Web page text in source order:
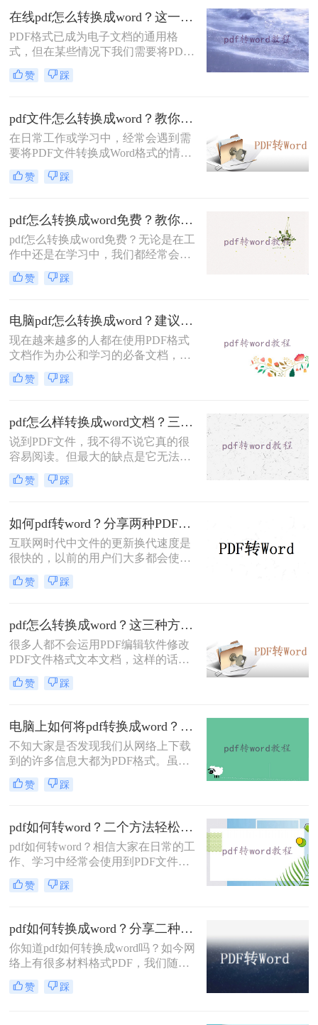
在线pdf怎么转换成word？这一种转换方法了解一下！
PDF格式已成为电子文档的通用格
式，但在某些情况下我们需要将PDF
转换成Word文档进行编辑和进一步处
理。本文将介绍一种常用的在线PDF
线pdf怎么转换成word问题。
赞 踩
pdf文件怎么转换成word？教你三个方法！
在日常工作或学习中，经常会遇到需
要将PDF文件转换成Word格式的情
况。无论是为了编辑、修改或者是对
其中的文字内容进行复制、粘贴，将
的。那么，pdf文件怎么转换成word
呢？本文将详细介绍三种方法，确保
你可以轻松快速地将PDF文件转换成
可编辑的Word格式。
赞 踩
pdf怎么转换成word免费？教你三个pdf转word方法。
pdf怎么转换成word免费？无论是在工
作中还是在学习中，我们都经常会遇
到需要将PDF文件转换为Word文档的
情况。那么，如何将PDF转换为Word
法。
赞 踩
电脑pdf怎么转换成word？建议收藏这二种转换方法！
现在越来越多的人都在使用PDF格式
文档作为办公和学习的必备文档，但
是可惜由于PDF本身的限制，导致其
不能很方便的转换回文字形式，又或
出来，这里小编总结一些电脑pdf怎么
转换成word的方法推荐给大家，方便
日常应用。
赞 踩
pdf怎么样转换成word文档？三种操作方法分享给你！
说到PDF文件，我不得不说它真的很
容易阅读。但最大的缺点是它无法修
改。在这个时候，我们只能无奈叹
息。我们想要将PDF文件变成我们可
法来实现它。比如说pdf怎么样转换成
word文档。那么问题来了，怎么pdf转
word呢？方法如下，快来Mark吧！
赞 踩
如何pdf转word？分享两种PDF文件转换方式！
互联网时代中文件的更新换代速度是
很快的，以前的用户们大多都会使用
Word文档来记录各种信息，随着技术
的进步，近两年来PDF文档愈发火爆
但是PDF文档的应用范围是越来越广
了。无论是PDF文档还是Word文档，
最主要的作用还是为用户们提供方
便，特殊情况下这两种文档是可以互
相转换格式的，那么如何将pdf转换成
word呢？今天就是跟大家分享下两种
赞 踩
pdf怎么转换成word？这三种方法你可以试试！
很多人都不会运用PDF编辑软件修改
PDF文件格式文本文档，这样的话，
碰到了这类文件格式该如何处理呢？
实际上有效的方法便是将其转为Word
档进行修改啦！那么pdf怎么转换成
word呢？下面来给大家讲讲pdf文档转
换成word文档的方法。
赞 踩
电脑上如何将pdf转换成word？分享2种简单方法~
不知大家是否发现我们从网络上下载
到的许多信息大都为PDF格式。虽然
说该文件的格式是非常好用，而且极
其清晰，演示起来非常的方便快捷，
缺陷的，就是我们只能够对这种格式
进行查看，而我们不能够对它进行修
改，导致文档中如果有小错误，大家
也是没有办法能够直接进行修改的
赞 踩
pdf如何转word？二个方法轻松完成！
pdf如何转word？相信大家在日常的工
作、学习中经常会使用到PDF文件，
一般我们都是用它来传输或者是保存
文件的，非常方便。但是也有一个问
多小伙伴们都会选择将PDF文件转换
成Word再编辑修改，今天就来给大家
分享二种PDF转Word的方法，记得收
藏再看！
赞 踩
pdf如何转换成word？分享二种简单方法~
你知道pdf如何转换成word吗？如今网
络上有很多材料格式PDF，我们随便
下载的一份文件可能都是PDF格式
的，当你想要复制里面的内容或者是
赞 踩